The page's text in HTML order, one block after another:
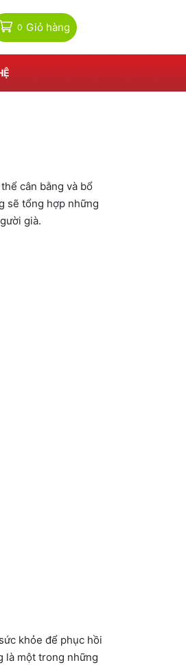
Giỏ hàng
cân bằng và bổ
sẽ tổng hợp những
già.
khỏe để phục hồi
là một trong những